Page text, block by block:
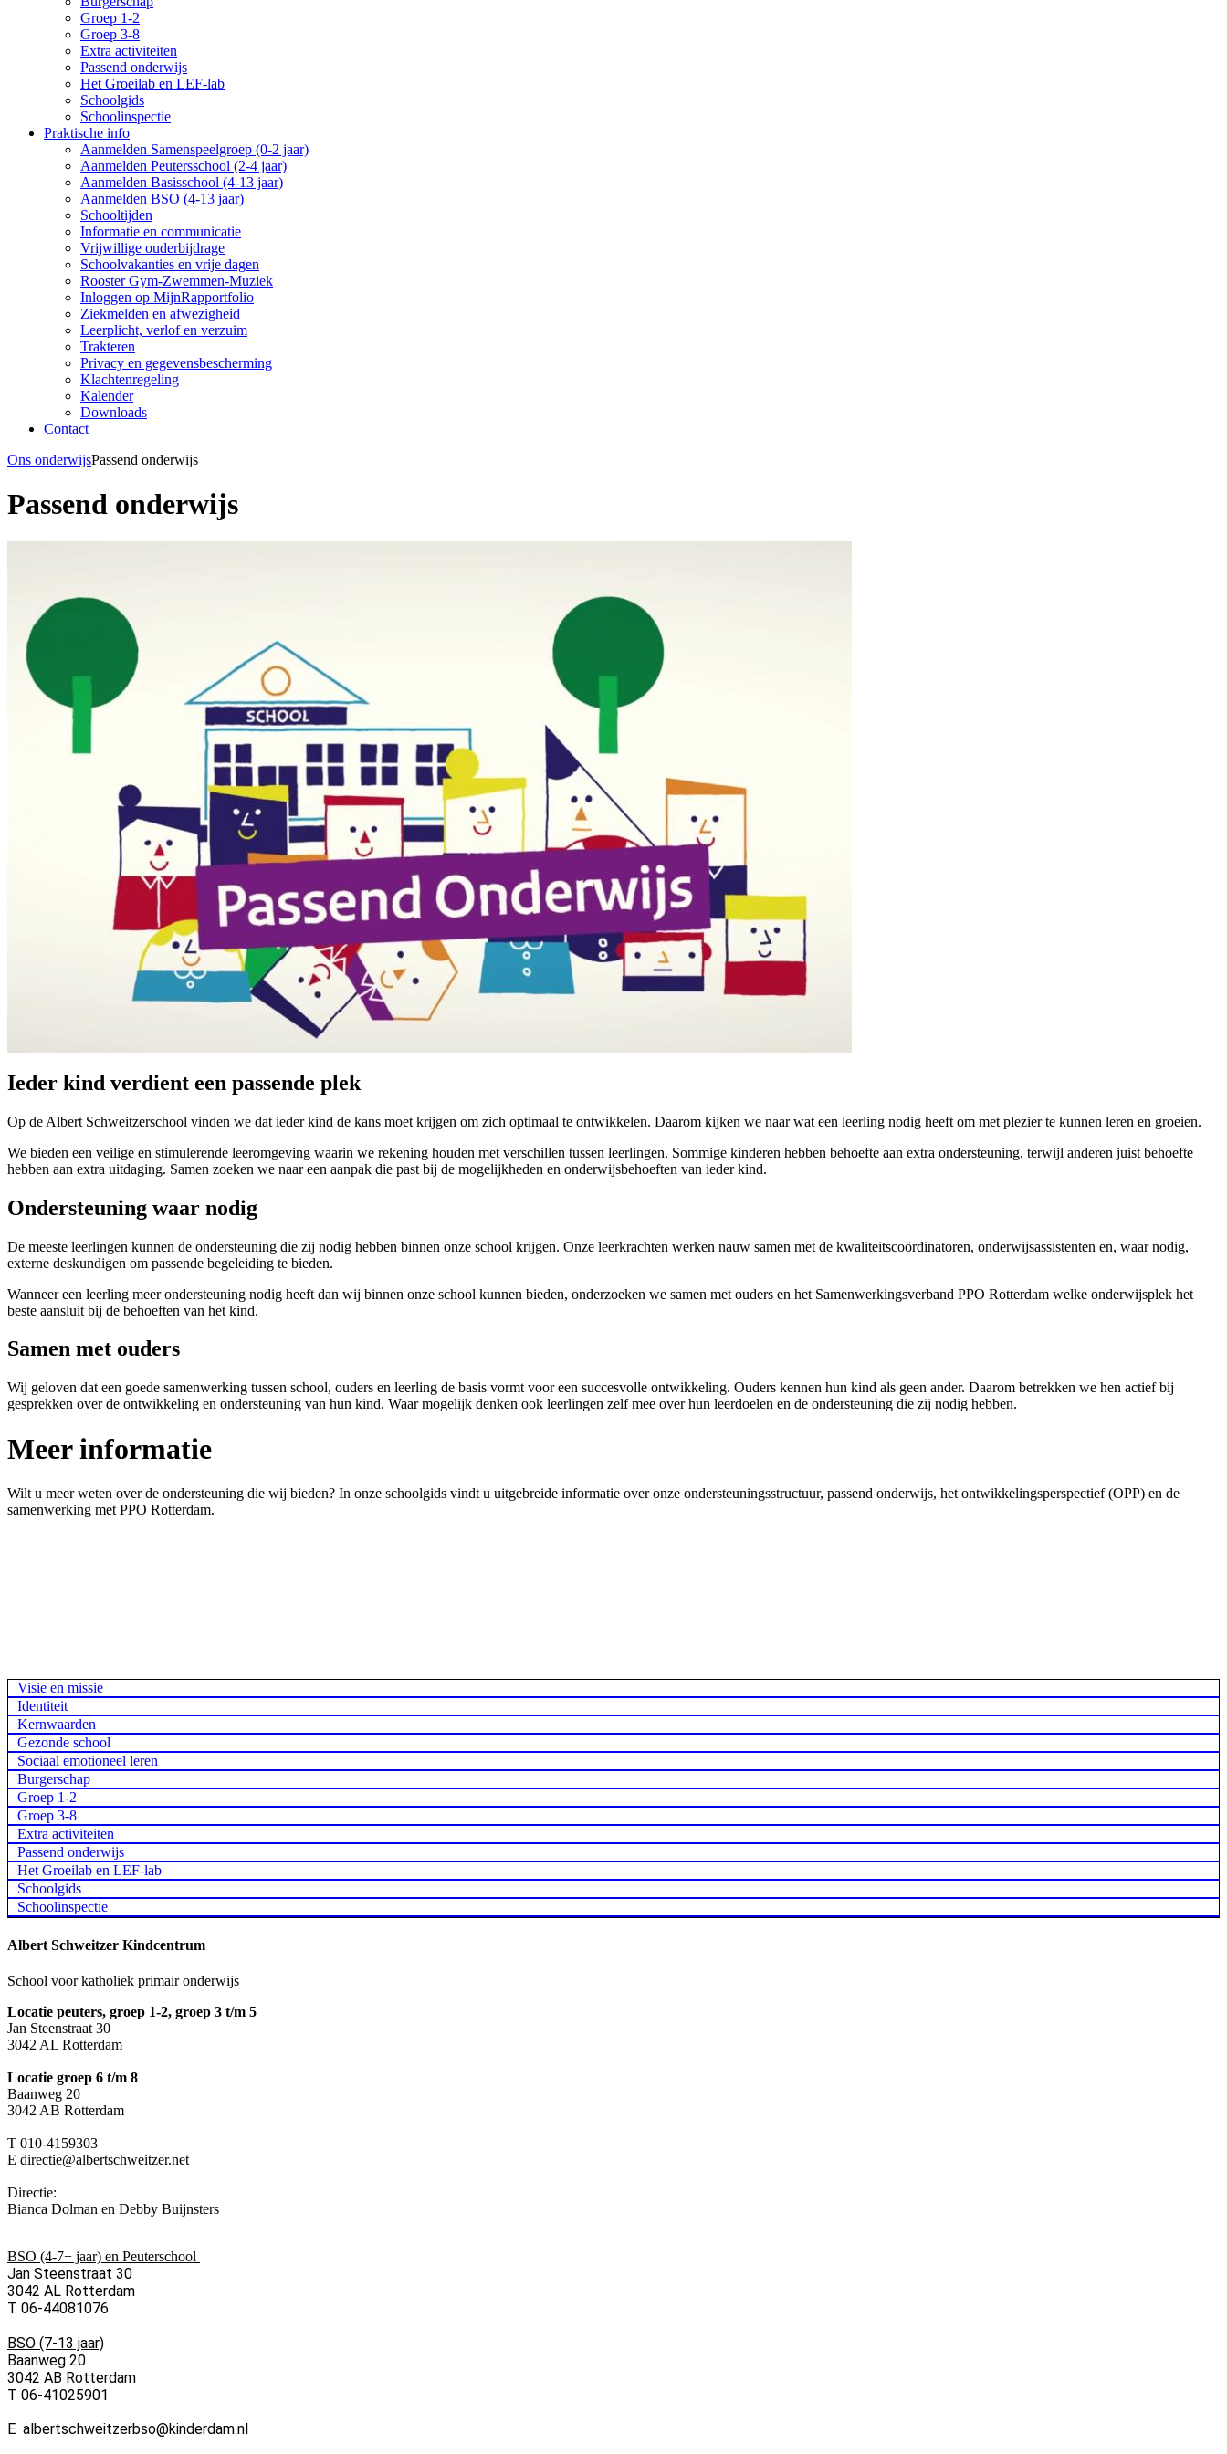
Groep 1-2
Groep 3-8
Extra activiteiten
Passend onderwijs
Het Groeilab en LEF-lab
Schoolgids
Schoolinspectie
Praktische info
Aanmelden Samenspeelgroep (0-2 jaar)
Aanmelden Peutersschool (2-4 jaar)
Aanmelden Basisschool (4-13 jaar)
Aanmelden BSO (4-13 jaar)
Schooltijden
Informatie en communicatie
Vrijwillige ouderbijdrage
Schoolvakanties en vrije dagen
Rooster Gym-Zwemmen-Muziek
Inloggen op MijnRapportfolio
Ziekmelden en afwezigheid
Leerplicht, verlof en verzuim
Trakteren
Privacy en gegevensbescherming
Klachtenregeling
Kalender
Downloads
Contact
Ons onderwijsPassend onderwijs
Passend onderwijs
Ieder kind verdient een passende plek
Op de Albert Schweitzerschool vinden we dat ieder kind de kans moet krijgen om zich optimaal te ontwikkelen. Daarom kijken we naar wat een leerling nodig heeft om met plezier te kunnen leren en groeien.
We bieden een veilige en stimulerende leeromgeving waarin we rekening houden met verschillen tussen leerlingen. Sommige kinderen hebben behoefte aan extra ondersteuning, terwijl anderen juist behoefte
hebben aan extra uitdaging. Samen zoeken we naar een aanpak die past bij de mogelijkheden en onderwijsbehoeften van ieder kind.
Ondersteuning waar nodig
De meeste leerlingen kunnen de ondersteuning die zij nodig hebben binnen onze school krijgen. Onze leerkrachten werken nauw samen met de kwaliteitscoördinatoren, onderwijsassistenten en, waar nodig,
externe deskundigen om passende begeleiding te bieden.
Wanneer een leerling meer ondersteuning nodig heeft dan wij binnen onze school kunnen bieden, onderzoeken we samen met ouders en het Samenwerkingsverband PPO Rotterdam welke onderwijsplek het
beste aansluit bij de behoeften van het kind.
Samen met ouders
Wij geloven dat een goede samenwerking tussen school, ouders en leerling de basis vormt voor een succesvolle ontwikkeling. Ouders kennen hun kind als geen ander. Daarom betrekken we hen actief bij
gesprekken over de ontwikkeling en ondersteuning van hun kind. Waar mogelijk denken ook leerlingen zelf mee over hun leerdoelen en de ondersteuning die zij nodig hebben.
Meer informatie
Wilt u meer weten over de ondersteuning die wij bieden? In onze schoolgids vindt u uitgebreide informatie over onze ondersteuningsstructuur, passend onderwijs, het ontwikkelingsperspectief (OPP) en de
samenwerking met PPO Rotterdam.
Visie en missie
Identiteit
Kernwaarden
Gezonde school
Sociaal emotioneel leren
Burgerschap
Groep 1-2
Groep 3-8
Extra activiteiten
Passend onderwijs
Het Groeilab en LEF-lab
Schoolgids
Schoolinspectie
Albert Schweitzer Kindcentrum
School voor katholiek primair onderwijs
Locatie peuters, groep 1-2, groep 3 t/m 5
Jan Steenstraat 30
3042 AL Rotterdam
Locatie groep 6 t/m 8
Baanweg 20
3042 AB Rotterdam
T 010-4159303
E directie@albertschweitzer.net
Directie:
Bianca Dolman en Debby Buijnsters
BSO (4-7+ jaar) en Peuterschool
Jan Steenstraat 30
3042 AL Rotterdam
T 06-44081076
BSO (7-13 jaar)
Baanweg 20
3042 AB Rotterdam
T 06-41025901
E albertschweitzerbso@kinderdam.nl